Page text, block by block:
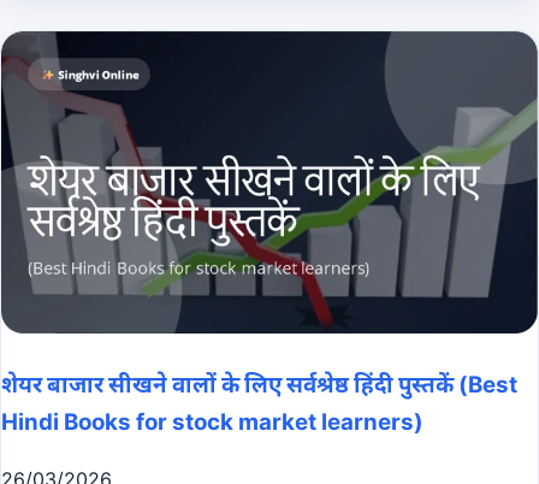
शेयर बाजार सीखने वालों के लिए सर्वश्रेष्ठ हिंदी पुस्तकें (Best
Hindi Books for stock market learners)
26/03/2026